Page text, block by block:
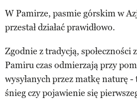
W Pamirze, pasmie górskim w
przestał działać prawidłowo.
Zgodnie z tradycją, społeczności
Pamiru czas odmierzają przy
wysyłanych przez matkę naturę
śnieg czy pojawienie się